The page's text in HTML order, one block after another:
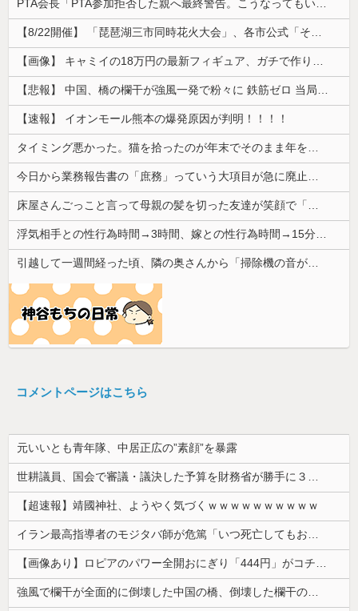
【速報】 イオンモール熊本の爆発原因が判明！！！！
コメントページはこちら
元いいとも青年隊、中居正広の”素顔”を暴露
世耕議員、国会で審議・議決した予算を財務省が勝手に３兆円動かしていると指摘・問題視
【超速報】靖國神社、ようやく気づくｗｗｗｗｗｗｗｗｗｗ
イラン最高指導者のモジタバ師が危篤「いつ死亡してもおかしくない」…イラン大統領「意思疎通はかなり難しい」！
【画像あり】ロピアのパワー全開おにぎり「444円」がコチラｗｗｗｗｗ
強風で欄干が全面的に倒壊した中国の橋、倒壊した欄干の破片を調べると凄まじい事実が発覚して……